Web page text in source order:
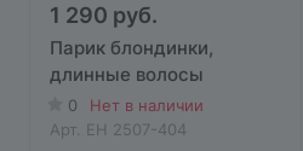
1 290 руб.
Парик блондинки,
длинные волосы
0
Нет в наличии
Арт. EH 2507-404